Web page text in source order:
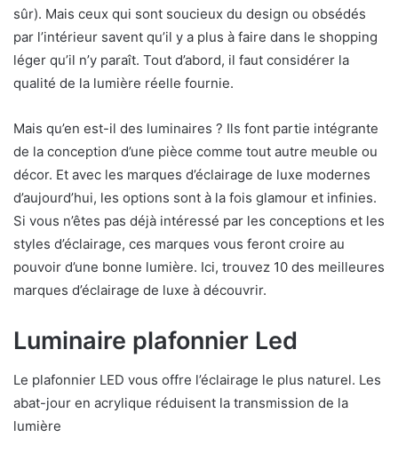
sûr). Mais ceux qui sont soucieux du design ou obsédés
par l’intérieur savent qu’il y a plus à faire dans le shopping
léger qu’il n’y paraît. Tout d’abord, il faut considérer la
qualité de la lumière réelle fournie.
Mais qu’en est-il des luminaires ? Ils font partie intégrante
de la conception d’une pièce comme tout autre meuble ou
décor. Et avec les marques d’éclairage de luxe modernes
d’aujourd’hui, les options sont à la fois glamour et infinies.
Si vous n’êtes pas déjà intéressé par les conceptions et les
styles d’éclairage, ces marques vous feront croire au
pouvoir d’une bonne lumière. Ici, trouvez 10 des meilleures
marques d’éclairage de luxe à découvrir.
Luminaire plafonnier Led
Le plafonnier LED vous offre l’éclairage le plus naturel. Les
abat-jour en acrylique réduisent la transmission de la
lumière